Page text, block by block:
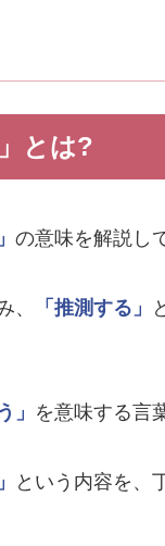
とは?
の意味を解説し
、 「推測する」
」 を意味する言
という内容を、